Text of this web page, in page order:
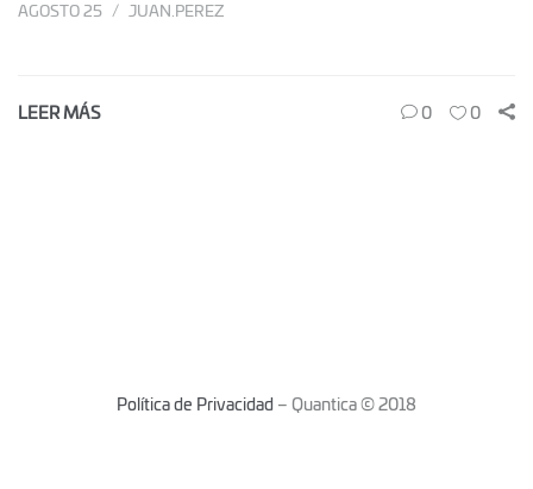
AGOSTO 25 JUAN.PEREZ
LEER MÁS 0 0
Política de Privacidad – Quantica © 2018